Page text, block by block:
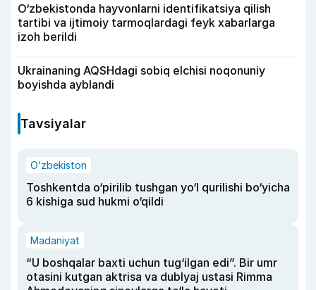
O‘zbekistonda hayvonlarni identifikatsiya qilish
tartibi va ijtimoiy tarmoqlardagi feyk xabarlarga
izoh berildi
Ukrainaning AQSHdagi sobiq elchisi noqonuniy
boyishda ayblandi
Tavsiyalar
O‘zbekiston
Toshkentda o‘pirilib tushgan yo‘l qurilishi bo‘yicha
6 kishiga sud hukmi o‘qildi
Madaniyat
“U boshqalar baxti uchun tug‘ilgan edi”. Bir umr
otasini kutgan aktrisa va dublyaj ustasi Rimma